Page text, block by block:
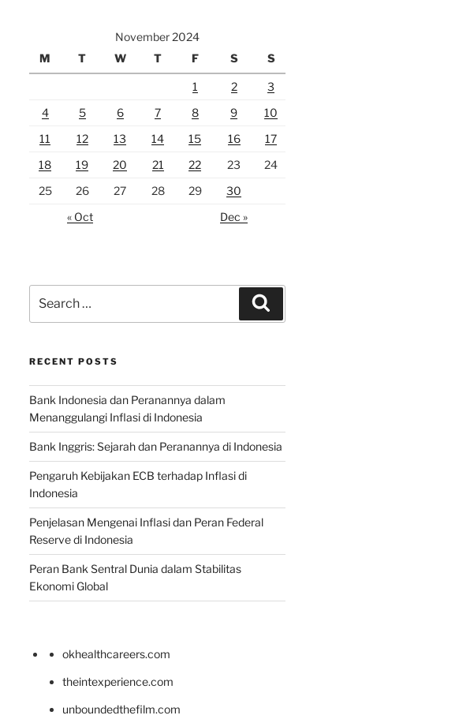
November 2024
M
T W T F S S
1 2
3
4
5 6 7 8 9
10
11
12 13 14 15 16
17
18
19 20 21 22 23
24
25
26 27 28 29
30
« Oct
Dec »
for:
RECENT POSTS
Bank Indonesia dan Peranannya dalam
Menanggulangi Inflasi di Indonesia
Bank Inggris: Sejarah dan Peranannya di Indonesia
Pengaruh Kebijakan ECB terhadap Inflasi di
Indonesia
Penjelasan Mengenai Inflasi dan Peran Federal
Reserve di Indonesia
Peran Bank Sentral Dunia dalam Stabilitas
Ekonomi Global
okhealthcareers.com
theintexperience.com
unboundedthefilm.com